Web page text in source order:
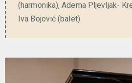
(harmonika), Adema Pljevljak-
Iva Bojović (balet)